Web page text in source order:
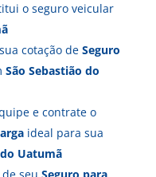
o seguro veicular
cotação de Seguro
São Sebastião do
e contrate o
ideal para sua
Uatumã